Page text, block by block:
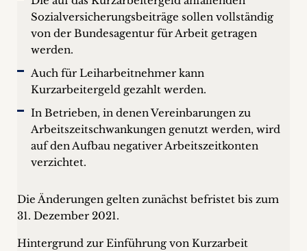
Sozialversicherungsbeiträge sollen vollständig
von der Bundesagentur für Arbeit getragen
werden.
Auch für Leiharbeitnehmer kann
Kurzarbeitergeld gezahlt werden.
In Betrieben, in denen Vereinbarungen zu
Arbeitszeitschwankungen genutzt werden, wird
auf den Aufbau negativer Arbeitszeitkonten
verzichtet.
Die Änderungen gelten zunächst befristet bis zum
31. Dezember 2021.
Hintergrund zur Einführung von Kurzarbeit